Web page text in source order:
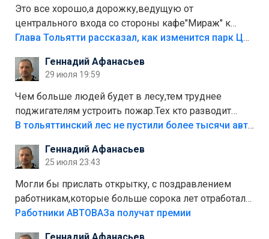
Это все хорошо,а дорожку,ведущую от
центрального входа со стороны кафе"Мираж" к
аттракционам слабо доделать?А то бордюры
лежала в парке и испортилась.Да еще,видимо,часть
украли.
Глава Тольятти рассказал, как изменится парк Центрального района
Геннадий Афанасьев
29 июля 19:59
Чем больше людей будет в лесу,тем труднее
поджигателям устроить пожар.Тех кто разводит
костры,тех надо безбожно штрафовать.Камер полно
Штрафы мизерные.
В тольяттинский лес не пустили более тысячи автомобилей
Геннадий Афанасьев
25 июля 23:43
Могли бы прислать открытку, с поздравлением
работникам,которые больше сорока лет отработали
на предприятии.
Работники АВТОВАЗа получат премии